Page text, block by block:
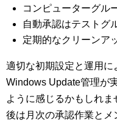
コンピューターグル
自動承認はテストグ
定期的なクリーンア
適切な初期設定と運用
Windows Update管理が
ように感じるかもしれま
後は月次の承認作業とメ